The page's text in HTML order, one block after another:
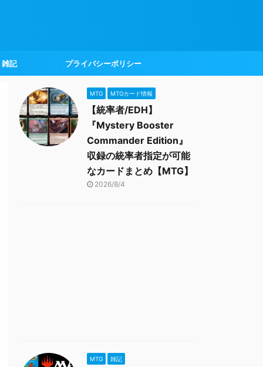
雑記 プライバシーポリシー
MTG MTGカード情報
【統率者/EDH】
『Mystery Booster
Commander Edition』
収録の統率者指定が可能
なカードまとめ【MTG】
2026/8/4
MTG 雑記